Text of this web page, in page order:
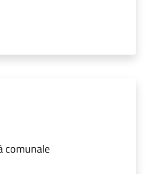
comunale